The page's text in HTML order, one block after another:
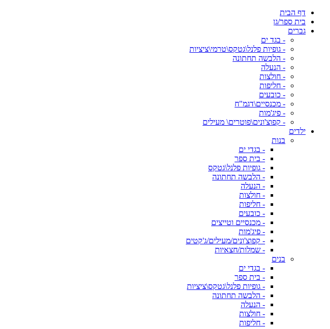
דף הבית
בית ספר/גן
גברים
- בגד ים
- גופיות פלנל\גטקס\טרמי\ציציות
- הלבשה תחתונה
- הנעלה
- חולצות
- חליפות
- כובעים
- מכנסיים\דגמ"ח
- פיג'מות
- קפוצ'ונים\פוטרים\ מעילים
ילדים
בנות
- בגדי ים
- בית ספר
- גופיות פלנל\גטקס
- הלבשה תחתונה
- הנעלה
- חולצות
- חליפות
- כובעים
- מכנסיים וטייצים
- פיג'מות
- קפוצ'ונים/מעילים/ג'קטים
- שמלות/חצאיות
בנים
- בגדי ים
- בית ספר
- גופיות פלנל\גטקס\ציציות
- הלבשה תחתונה
- הנעלה
- חולצות
- חליפות